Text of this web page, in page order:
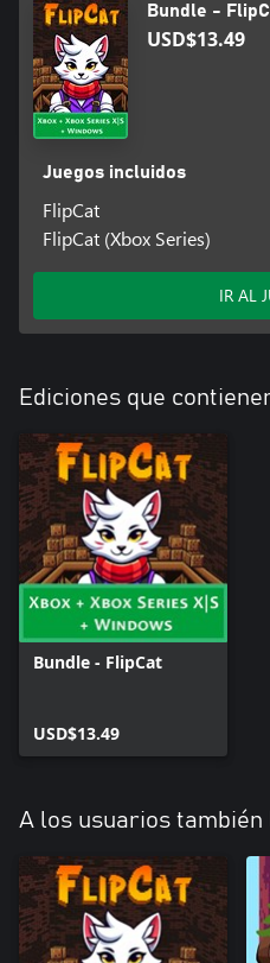
Bundle -
USD$13.49
Juegos incluidos
FlipCat
FlipCat (Xbox Series)
IR AL
Ediciones que
Bundle - FlipCat
USD$13.49
A los usuarios también